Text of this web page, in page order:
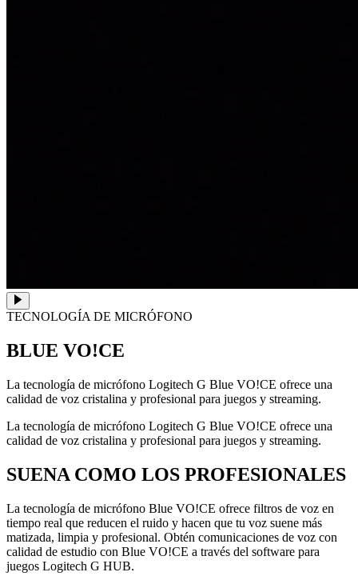
TECNOLOGÍA DE MICRÓFONO
BLUE VO!CE
La tecnología de micrófono Logitech G Blue VO!CE ofrece una
calidad de voz cristalina y profesional para juegos y streaming.
La tecnología de micrófono Logitech G Blue VO!CE ofrece una
calidad de voz cristalina y profesional para juegos y streaming.
SUENA COMO LOS PROFESIONALES
La tecnología de micrófono Blue VO!CE ofrece filtros de voz en
tiempo real que reducen el ruido y hacen que tu voz suene más
matizada, limpia y profesional. Obtén comunicaciones de voz con
calidad de estudio con Blue VO!CE a través del software para
juegos Logitech G HUB.